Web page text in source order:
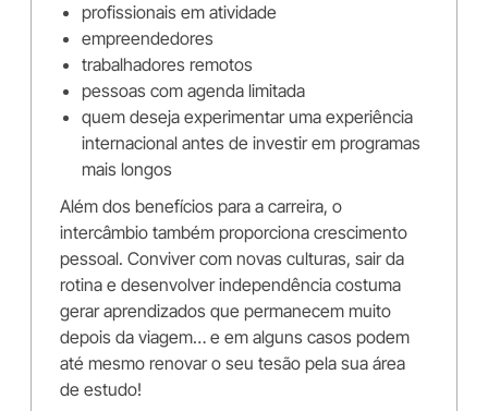
profissionais em atividade
empreendedores
trabalhadores remotos
pessoas com agenda limitada
quem deseja experimentar uma experiência
internacional antes de investir em programas
mais longos
Além dos benefícios para a carreira, o
intercâmbio também proporciona crescimento
pessoal. Conviver com novas culturas, sair da
rotina e desenvolver independência costuma
gerar aprendizados que permanecem muito
depois da viagem… e em alguns casos podem
até mesmo renovar o seu tesão pela sua área
de estudo!